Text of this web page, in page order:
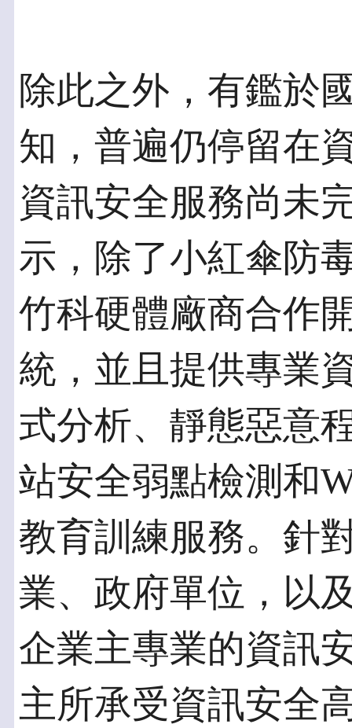
除此之外，有鑑於
知，普遍仍停留在
資訊安全服務尚未
示，除了小紅傘防
竹科硬體廠商合作
統，並且提供專業
式分析、靜態惡意
站安全弱點檢測和
教育訓練服務。針
業、政府單位，以
企業主專業的資訊
主所承受資訊安全